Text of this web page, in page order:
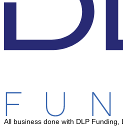
All business done with DLP Funding,